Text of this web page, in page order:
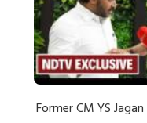
Former CM YS